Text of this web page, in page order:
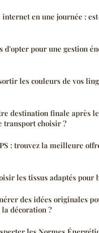
en une journée :
d'opter pour une gestion
les couleurs de vos
destination finale après
transport choisir ?
: trouvez la meilleure
les tissus adaptés pour
des idées originales
décoration ?